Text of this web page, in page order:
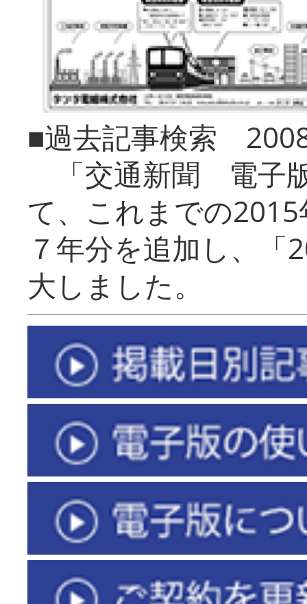
■過去記事検索
「交通新聞 電子
て、これまでの
７年分を追加し、「
大しまし